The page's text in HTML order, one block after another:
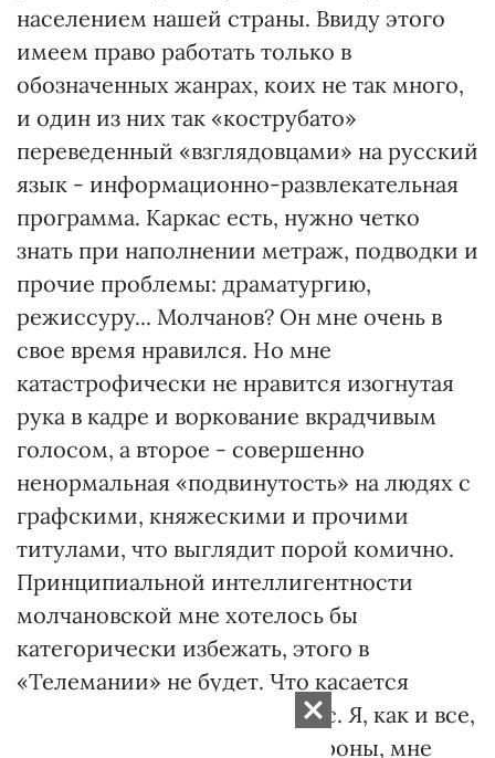
населением нашей страны. Ввиду этого
имеем право работать только в
обозначенных жанрах, коих не так много,
и один из них так «кострубато»
переведенный «взглядовцами» на русский
язык - информационно-развлекательная
программа. Каркас есть, нужно четко
знать при наполнении метраж, подводки и
прочие проблемы: драматургию,
режиссуру... Молчанов? Он мне очень в
свое время нравился. Но мне
катастрофически не нравится изогнутая
рука в кадре и воркование вкрадчивым
голосом, а второе - совершенно
ненормальная «подвинутость» на людях с
графскими, княжескими и прочими
титулами, что выглядит порой комично.
Принципиальной интеллигентности
молчановской мне хотелось бы
категорически избежать, этого в
«Телемании» не будет. Что касается
Невзорова... Сложный вопрос. Я, как и все,
смотрел «Дни». С одной стороны, мне